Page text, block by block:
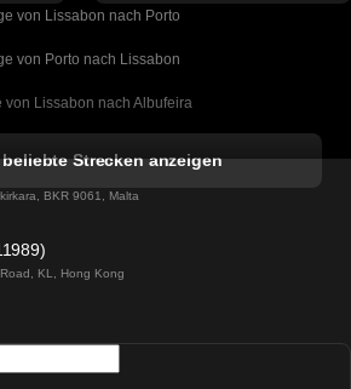
von Lissabon nach Porto
von Porto nach Lissabon
von Lissabon nach Albufeira
von Lissabon nach Lagos
von Lissabon nach Madrid
beliebte Strecken anzeigen
BKR 9061, Malta
KL, Hong Kong